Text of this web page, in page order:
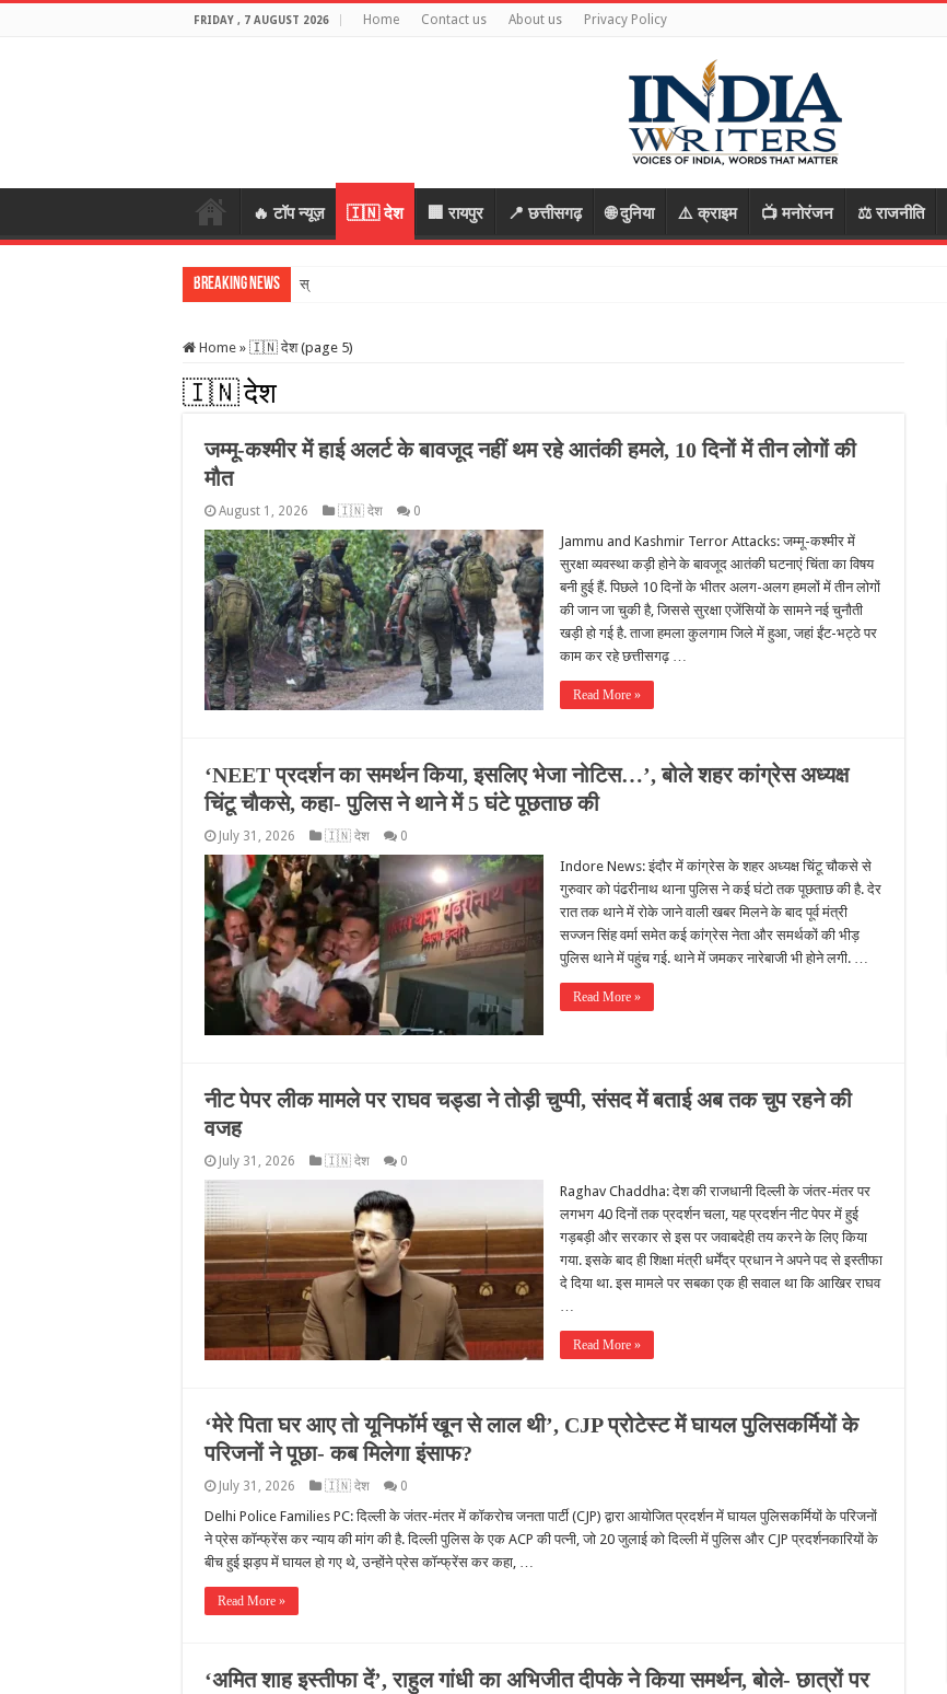
FRIDAY , 7 AUGUST 2026 Home Contact us About us Privacy Policy
🔥 टॉप न्यूज़ 🇮🇳 देश 🏢 रायपुर 📍 छत्तीसगढ़ 🌐 दुनिया ⚠️ क्राइम 📺 मनोरंजन ⚖️ राजनीति
Breaking News स्कूल में शिक्षकों की श
Home » 🇮🇳 देश (page 5)
🇮🇳 देश
जम्मू-कश्मीर में हाई अलर्ट के बावजूद नहीं थम रहे आतंकी हमले, 10 दिनों में तीन लोगों की
मौत
August 1, 2026 🇮🇳 देश 0
Jammu and Kashmir Terror Attacks: जम्मू-कश्मीर में
सुरक्षा व्यवस्था कड़ी होने के बावजूद आतंकी घटनाएं चिंता का विषय
बनी हुई हैं. पिछले 10 दिनों के भीतर अलग-अलग हमलों में तीन लोगों
की जान जा चुकी है, जिससे सुरक्षा एजेंसियों के सामने नई चुनौती
खड़ी हो गई है. ताजा हमला कुलगाम जिले में हुआ, जहां ईंट-भट्ठे पर
काम कर रहे छत्तीसगढ़ …
Read More »
‘NEET प्रदर्शन का समर्थन किया, इसलिए भेजा नोट‍िस…’, बोले शहर कांग्रेस अध्‍यक्ष
चिंटू चाैकसे, कहा- पुलिस ने थाने में 5 घंटे पूछताछ की
July 31, 2026 🇮🇳 देश 0
Indore News: इंदौर में कांग्रेस के शहर अध्‍यक्ष चिंटू चौकसे से
गुरुवार को पंढरीनाथ थाना पुलिस ने कई घंटो तक पूछताछ की है. देर
रात तक थाने में रोके जाने वाली खबर मिलने के बाद पूर्व मंत्री
सज्जन सिंह वर्मा समेत कई कांग्रेस नेता और समर्थकों की भीड़
पुलिस थाने में पहुंच गई. थाने में जमकर नारेबाजी भी होने लगी. …
Read More »
नीट पेपर लीक मामले पर राघव चड्डा ने तोड़ी चुप्‍पी, संसद में बताई अब तक चुप रहने की
वजह
July 31, 2026 🇮🇳 देश 0
Raghav Chaddha: देश की राजधानी दिल्ली के जंतर-मंतर पर
लगभग 40 दिनों तक प्रदर्शन चला, यह प्रदर्शन नीट पेपर में हुई
गड़बड़ी और सरकार से इस पर जवाबदेही तय करने के लिए किया
गया. इसके बाद ही शिक्षा मंत्री धर्मेंद्र प्रधान ने अपने पद से इस्तीफा
दे द‍िया था. इस मामले पर सबका एक ही सवाल था कि आखिर राघव
…
Read More »
‘मेरे पिता घर आए तो यूनिफॉर्म खून से लाल थी’, CJP प्रोटेस्ट में घायल पुलिसकर्मियों के
परिजनों ने पूछा- कब मिलेगा इंसाफ?
July 31, 2026 🇮🇳 देश 0
Delhi Police Families PC: दिल्ली के जंतर-मंतर में कॉकरोच जनता पार्टी (CJP) द्वारा आयोजित प्रदर्शन में घायल पुलिसकर्मियों के परिजनों
ने प्रेस कॉन्फ्रेंस कर न्याय की मांग की है. दिल्ली पुलिस के एक ACP की पत्नी, जो 20 जुलाई को दिल्ली में पुलिस और CJP प्रदर्शनकारियों के
बीच हुई झड़प में घायल हो गए थे, उन्होंने प्रेस कॉन्फ्रेंस कर कहा, …
Read More »
‘अमित शाह इस्तीफा दें’, राहुल गांधी का अभिजीत दीपके ने किया समर्थन, बोले- छात्रों पर